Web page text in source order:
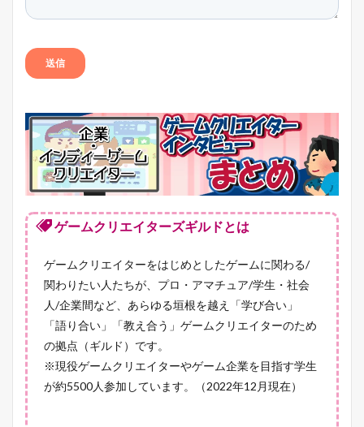
ゲームクリエイターズギルドとは
ゲームクリエイターをはじめとしたゲームに関わる/
関わりたい人たちが、プロ・アマチュア/学生・社会
人/企業間など、あらゆる垣根を越え「学び合い」
「語り合い」「教え合う」ゲームクリエイターのため
の拠点（ギルド）です。
※現役ゲームクリエイターやゲーム企業を目指す学生
が約5500人参加しています。（2022年12月現在）